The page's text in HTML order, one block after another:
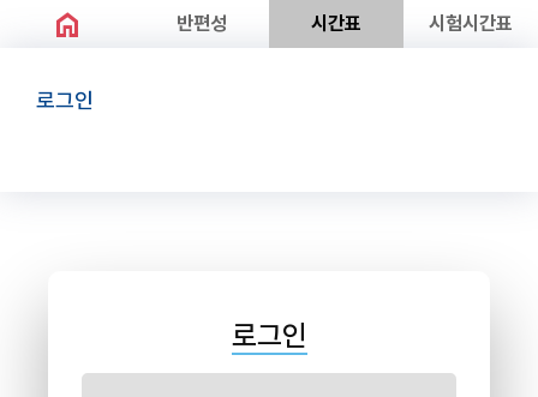
home 반편성 시간표 시험시간표
로그인
로그인